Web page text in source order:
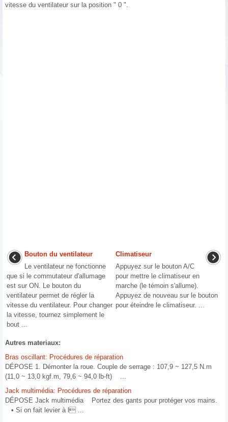
vitesse du ventilateur sur la position " 0 ".
Bouton du ventilateur
Le ventilateur ne fonctionne
que si le commutateur d'allumage
est sur ON. Le bouton du
ventilateur permet de régler la
vitesse du ventilateur. Pour changer
la vitesse, tournez simplement le
bout ...
Climatiseur
Appuyez sur le bouton A/C
pour mettre le climatiseur en
marche (le témoin s'allume).
Appuyez de nouveau sur le bouton
pour éteindre le climatiseur. ...
Autres materiaux:
Bras oscillant: Procédures de réparation
DÉPOSE 1. Démonter la roue. Couple de serrage : 107,9 ~ 127,5 N.m
(11,0 ~ 13,0 kgf.m, 79,6 ~ 94,0 lb-ft) ...
Jack multimédia: Procédures de réparation
DÉPOSE Jack multimédia Portez des gants pour protéger vos mains.
• Si on fait levier à l ...